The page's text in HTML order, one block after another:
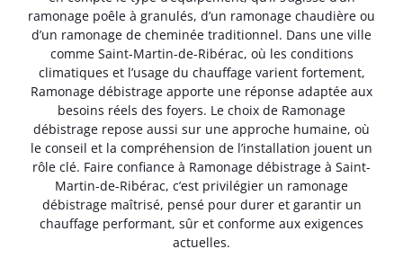
ramonage poêle à granulés, d’un ramonage chaudière ou
d’un ramonage de cheminée traditionnel. Dans une ville
comme Saint-Martin-de-Ribérac, où les conditions
climatiques et l’usage du chauffage varient fortement,
Ramonage débistrage apporte une réponse adaptée aux
besoins réels des foyers. Le choix de Ramonage
débistrage repose aussi sur une approche humaine, où
le conseil et la compréhension de l’installation jouent un
rôle clé. Faire confiance à Ramonage débistrage à Saint-
Martin-de-Ribérac, c’est privilégier un ramonage
débistrage maîtrisé, pensé pour durer et garantir un
chauffage performant, sûr et conforme aux exigences
actuelles.